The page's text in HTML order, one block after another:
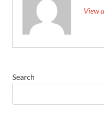
View
Search